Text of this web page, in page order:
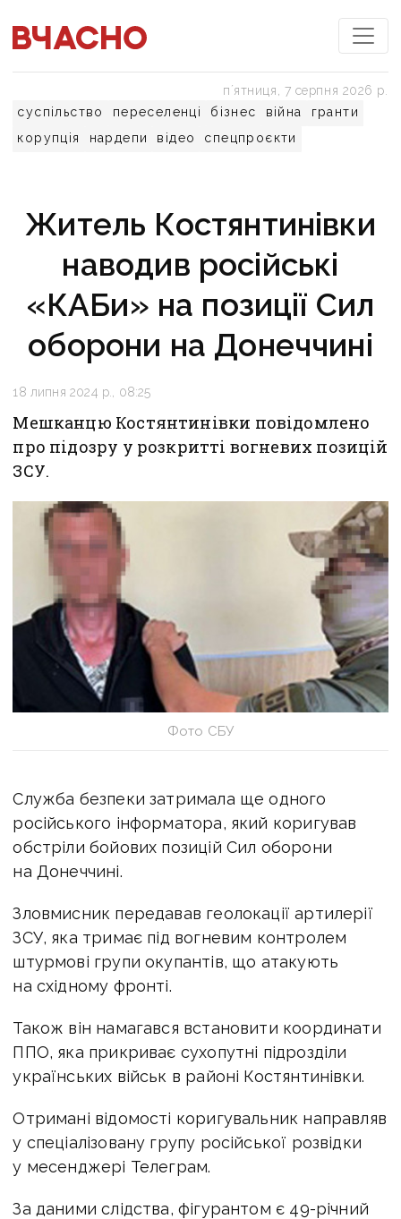
суспільство переселенці бізнес війна
гранти
корупція
нардепи відео спецпроєкти
пʼятниця, 7 серпня 2026 р.
Житель Костянтинівки
наводив російські
«КАБи» на позиції Сил
оборони на Донеччині
18 липня 2024 р., 08:25
Мешканцю Костянтинівки повідомлено
про підозру у розкритті вогневих позицій
ЗСУ.
Фото СБУ
Служба безпеки затримала ще одного
російського інформатора, який коригував
обстріли бойових позицій Сил оборони
на Донеччині.
Зловмисник передавав геолокації артилерії
ЗСУ, яка тримає під вогневим контролем
штурмові групи окупантів, що атакують
на східному фронті.
Також він намагався встановити координати
ППО, яка прикриває сухопутні підрозділи
українських військ в районі Костянтинівки.
Отримані відомості коригувальник направляв
у спеціалізовану групу російської розвідки
у месенджері Телеграм.
За даними слідства, фігурантом є 49-річний